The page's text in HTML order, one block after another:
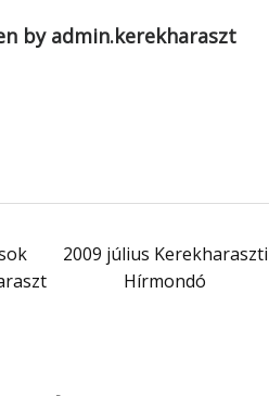
by admin.kerekharaszt
2009 július Kerekharaszti
Hírmondó